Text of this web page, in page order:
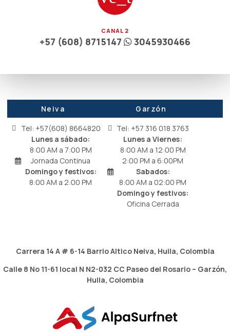
CANAL 2
+57 (608) 8715147 3045930466
Neiva
Garzón
Tel: +57(608) 8664820
Lunes a sábado:
8:00 AM a 7:00 PM
Jornada Continua
Domingo y festivos:
8:00 AM a 2:00 PM
Tel: +57 316 018 3763
Lunes a Viernes:
8:00 AM a 12:00 PM
2:00 PM a 6:00PM
Sabados:
8:00 AM a 02:00 PM
Domingo y festivos:
Oficina Cerrada
Carrera 14 A # 6-14 Barrio Altico Neiva, Huila, Colombia
Calle 8 No 11-61 local N N2-032 CC Paseo del Rosario – Garzón,
Huila, Colombia